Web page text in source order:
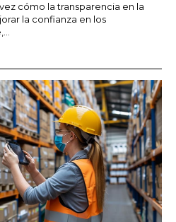
cómo la transparencia en la
la confianza en los